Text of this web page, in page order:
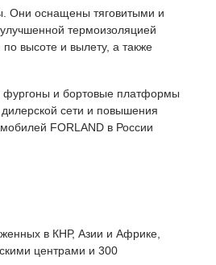
Они оснащены тяговитыми и
термоизоляцией
высоте и вылету, а также
фургоны и бортовые платформы
сети и повышения
FORLAND в России
в КНР, Азии и Африке,
центрами и 300